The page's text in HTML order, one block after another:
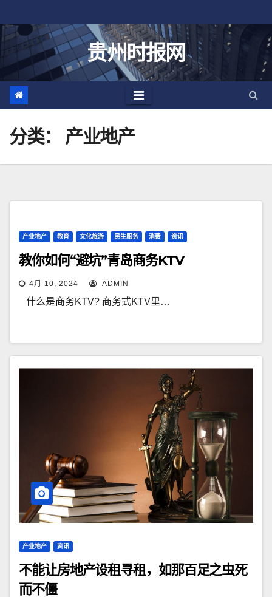
至
贵州时报网
分类： 产业地产
产业地产 教育 文化旅游 民生服务 消费 资讯
教你如何“避坑”青岛商务KTV
4月 10, 2024 ADMIN
什么是商务KTV? 商务式KTV里…
产业地产 资讯
不能让房地产设租寻租，如那百足之虫死
而不僵